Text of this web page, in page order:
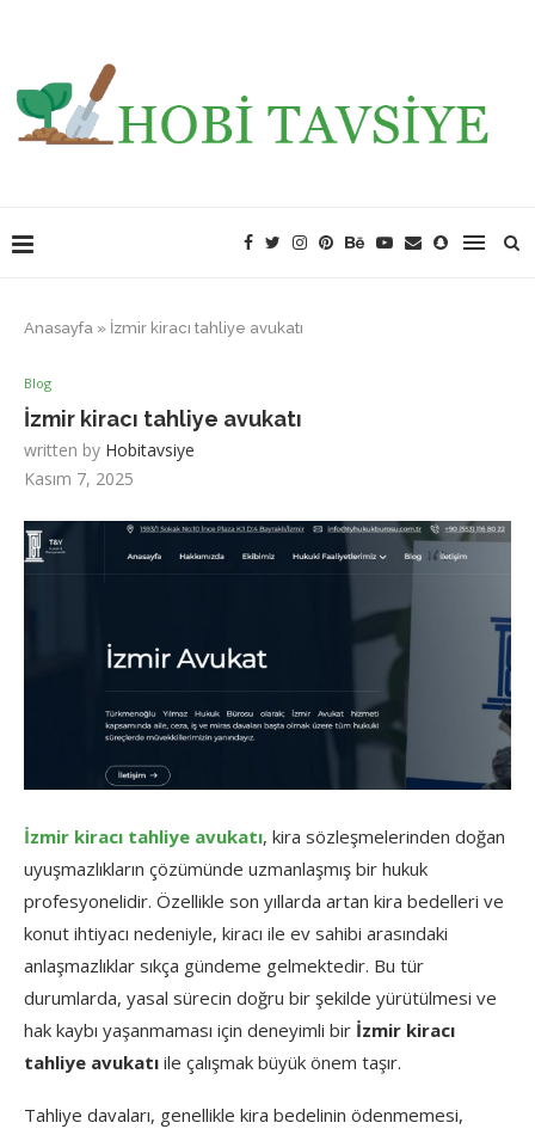
Anasayfa » İzmir kiracı tahliye avukatı
Blog
İzmir kiracı tahliye avukatı
written by Hobitavsiye
Kasım 7, 2025
İzmir kiracı tahliye avukatı, kira sözleşmelerinden doğan
uyuşmazlıkların çözümünde uzmanlaşmış bir hukuk
profesyonelidir. Özellikle son yıllarda artan kira bedelleri ve
konut ihtiyacı nedeniyle, kiracı ile ev sahibi arasındaki
anlaşmazlıklar sıkça gündeme gelmektedir. Bu tür
durumlarda, yasal sürecin doğru bir şekilde yürütülmesi ve
hak kaybı yaşanmaması için deneyimli bir İzmir kiracı
tahliye avukatı ile çalışmak büyük önem taşır.
Tahliye davaları, genellikle kira bedelinin ödenmemesi,